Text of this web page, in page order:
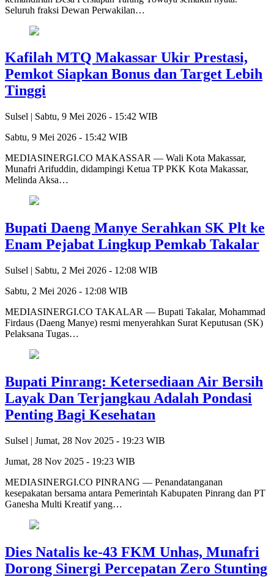
Seluruh fraksi Dewan Perwakilan…
Kafilah MTQ Makassar Ukir Prestasi,
Pemkot Siapkan Bonus dan Target Lebih
Tinggi
Sulsel | Sabtu, 9 Mei 2026 - 15:42 WIB
Sabtu, 9 Mei 2026 - 15:42 WIB
MEDIASINERGI.CO MAKASSAR — Wali Kota Makassar,
Munafri Arifuddin, didampingi Ketua TP PKK Kota Makassar,
Melinda Aksa…
Bupati Daeng Manye Serahkan SK Plt ke
Enam Pejabat Lingkup Pemkab Takalar
Sulsel | Sabtu, 2 Mei 2026 - 12:08 WIB
Sabtu, 2 Mei 2026 - 12:08 WIB
MEDIASINERGI.CO TAKALAR — Bupati Takalar, Mohammad
Firdaus (Daeng Manye) resmi menyerahkan Surat Keputusan (SK)
Pelaksana Tugas…
Bupati Pinrang: Ketersediaan Air Bersih
Layak Dan Terjangkau Adalah Pondasi
Penting Bagi Kesehatan
Sulsel | Jumat, 28 Nov 2025 - 19:23 WIB
Jumat, 28 Nov 2025 - 19:23 WIB
MEDIASINERGI.CO PINRANG — Penandatanganan
kesepakatan bersama antara Pemerintah Kabupaten Pinrang dan PT
Ganesha Multi Kreatif yang…
Dies Natalis ke-43 FKM Unhas, Munafri
Dorong Sinergi Percepatan Zero Stunting